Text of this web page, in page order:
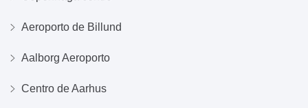
Aeroporto de Billund
Aalborg Aeroporto
Centro de Aarhus